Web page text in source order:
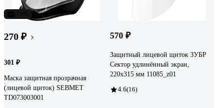
270 ₽
301 ₽
Маска защитная прозрачная
(лицевой щиток) SEBMET
TD073003001
570 ₽
Защитный лицевой щиток ЗУБР
Сектор удлинённый экран,
220x315 мм 11085_z01
4.6(16)